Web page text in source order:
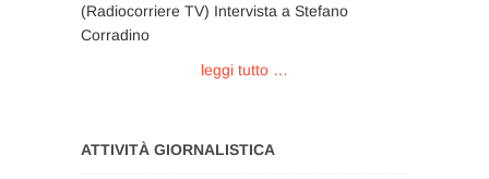
(Radiocorriere TV) Intervista a Stefano
Corradino
leggi tutto …
ATTIVITÀ GIORNALISTICA